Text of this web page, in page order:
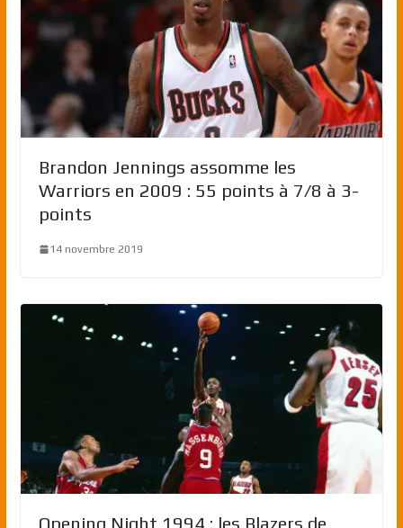
Brandon Jennings assomme les
Warriors en 2009 : 55 points à 7/8 à 3-
points
14 novembre 2019
Opening Night 1994 : les Blazers de